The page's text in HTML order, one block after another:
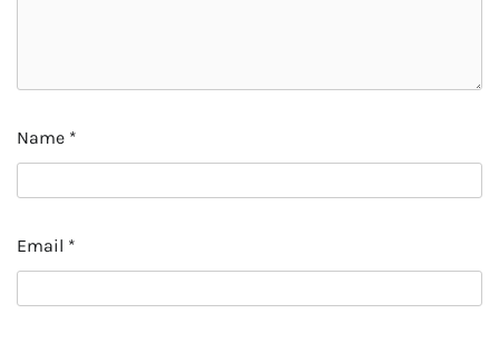
Name *
Email *